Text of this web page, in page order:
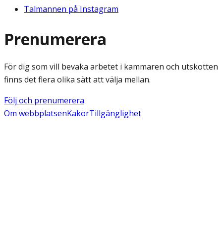
Talmannen på Instagram
Prenumerera
För dig som vill bevaka arbetet i kammaren och utskotten
finns det flera olika sätt att välja mellan.
Följ och prenumerera
Om webbplatsenKakorTillgänglighet